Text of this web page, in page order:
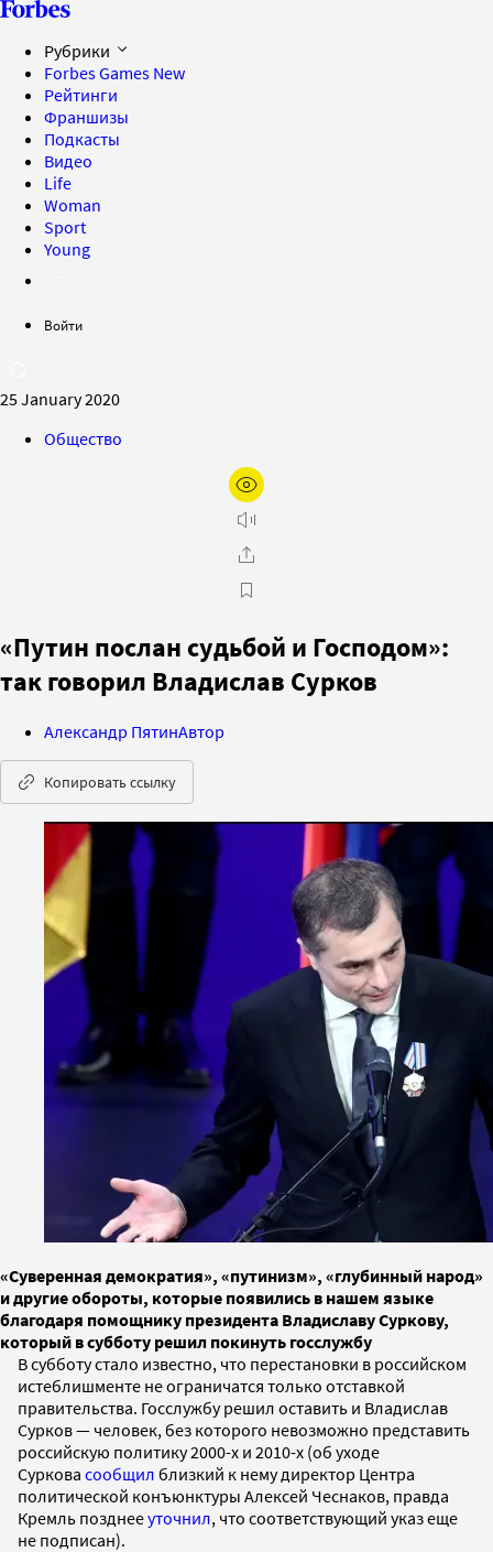
Рубрики
Forbes Games New
Рейтинги
Франшизы
Подкасты
Видео
Life
Woman
Sport
Young
Войти
25 January 2020
Общество
«Путин послан судьбой и Господом»:
так говорил Владислав Сурков
Александр ПятинАвтор
Копировать ссылку
«Суверенная демократия», «путинизм», «глубинный народ»
и другие обороты, которые появились в нашем языке
благодаря помощнику президента Владиславу Суркову,
который в субботу решил покинуть госслужбу
В субботу стало известно, что перестановки в российском
истеблишменте не ограничатся только отставкой
правительства. Госслужбу решил оставить и Владислав
Сурков — человек, без которого невозможно представить
российскую политику 2000-х и 2010-х (об уходе
Суркова сообщил близкий к нему директор Центра
политической конъюнктуры Алексей Чеснаков, правда
Кремль позднееуточнил, что соответствующий указ еще
не подписан).